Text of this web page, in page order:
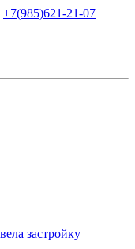
+7(985)621-21-07
застройку